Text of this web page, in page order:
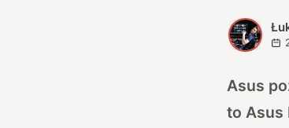
Ł
Asus
to Asus